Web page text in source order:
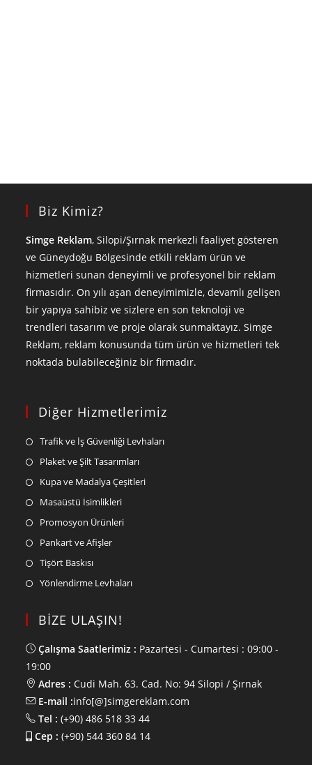
Biz Kimiz?
Simge Reklam, Silopi/Şırnak merkezli faaliyet gösteren
ve Güneydoğu Bölgesinde etkili reklam ürün ve
hizmetleri sunan deneyimli ve profesyonel bir reklam
firmasıdır. On yılı aşan deneyimimizle, devamlı gelişen
bir yapıya sahibiz ve sizlere en son teknoloji ve
trendleri tasarım ve proje olarak sunmaktayız. Simge
Reklam, reklam konusunda tüm ürün ve hizmetleri tek
noktada bulabileceğiniz bir firmadır.
Diğer Hizmetlerimiz
Trafik ve İş Güvenliği Levhaları
Plaket ve Şilt Tasarımları
Kupa ve Madalya Çeşitleri
Masaüstü İsimlikleri
Promosyon Ürünleri
Pankart ve Afişler
Tişört Baskısı
Yönlendirme Levhaları
BİZE ULAŞIN!
Çalışma Saatlerimiz : Pazartesi - Cumartesi : 09:00 -
19:00
Adres : Cudi Mah. 63. Cad. No: 94 Silopi / Şırnak
E-mail :info[@]simgereklam.com
Tel : (+90) 486 518 33 44
Cep : (+90) 544 360 84 14